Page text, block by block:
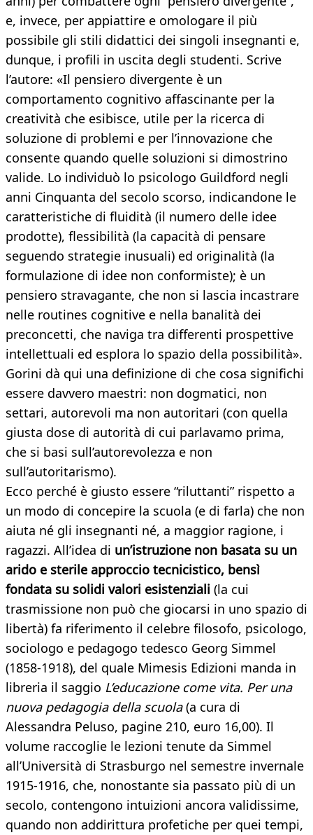
e, invece, per appiattire e omologare il più
possibile gli stili didattici dei singoli insegnanti e,
dunque, i profili in uscita degli studenti. Scrive
l’autore: «Il pensiero divergente è un
comportamento cognitivo affascinante per la
creatività che esibisce, utile per la ricerca di
soluzione di problemi e per l’innovazione che
consente quando quelle soluzioni si dimostrino
valide. Lo individuò lo psicologo Guildford negli
anni Cinquanta del secolo scorso, indicandone le
caratteristiche di fluidità (il numero delle idee
prodotte), flessibilità (la capacità di pensare
seguendo strategie inusuali) ed originalità (la
formulazione di idee non conformiste); è un
pensiero stravagante, che non si lascia incastrare
nelle routines cognitive e nella banalità dei
preconcetti, che naviga tra differenti prospettive
intellettuali ed esplora lo spazio della possibilità».
Gorini dà qui una definizione di che cosa significhi
essere davvero maestri: non dogmatici, non
settari, autorevoli ma non autoritari (con quella
giusta dose di autorità di cui parlavamo prima,
che si basi sull’autorevolezza e non
sull’autoritarismo).
Ecco perché è giusto essere “riluttanti” rispetto a
un modo di concepire la scuola (e di farla) che non
aiuta né gli insegnanti né, a maggior ragione, i
ragazzi. All’idea di un’istruzione non basata su un
arido e sterile approccio tecnicistico, bensì
fondata su solidi valori esistenziali (la cui
trasmissione non può che giocarsi in uno spazio di
libertà) fa riferimento il celebre filosofo, psicologo,
sociologo e pedagogo tedesco Georg Simmel
(1858-1918), del quale Mimesis Edizioni manda in
libreria il saggio L’educazione come vita. Per una
nuova pedagogia della scuola(a cura di
Alessandra Peluso, pagine 210, euro 16,00). Il
volume raccoglie le lezioni tenute da Simmel
all’Università di Strasburgo nel semestre invernale
1915-1916, che, nonostante sia passato più di un
secolo, contengono intuizioni ancora validissime,
quando non addirittura profetiche per quei tempi,